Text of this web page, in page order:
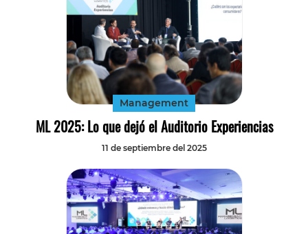
Management
ML 2025: Lo que dejó el Auditorio Experiencias
11 de septiembre del 2025